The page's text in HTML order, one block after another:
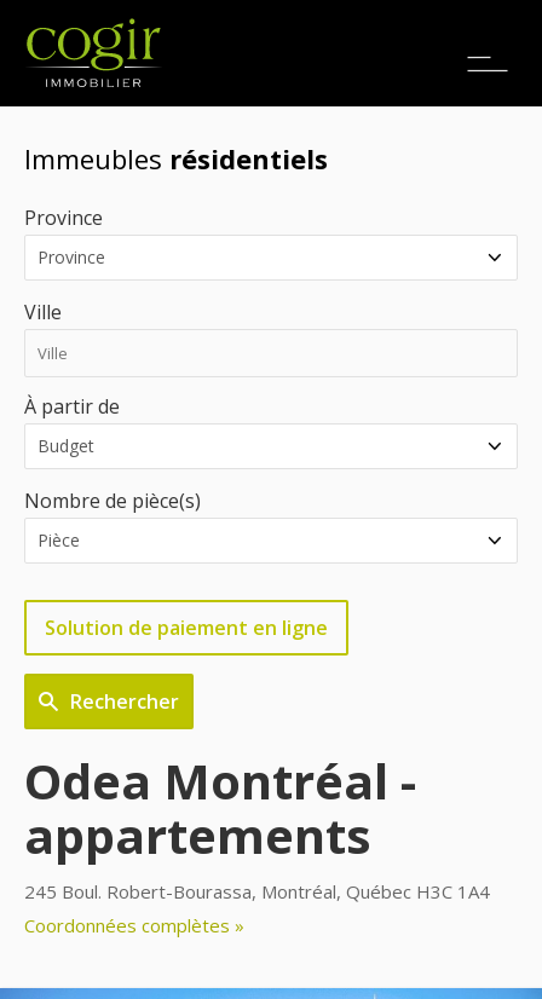
Emplois
Immeubles résidentiels
Province
Ville
À partir de
Nombre de pièce(s)
Solution de paiement en ligne
Rechercher
Odea Montréal -
appartements
245 Boul. Robert-Bourassa, Montréal, Québec H3C 1A4
Coordonnées complètes »